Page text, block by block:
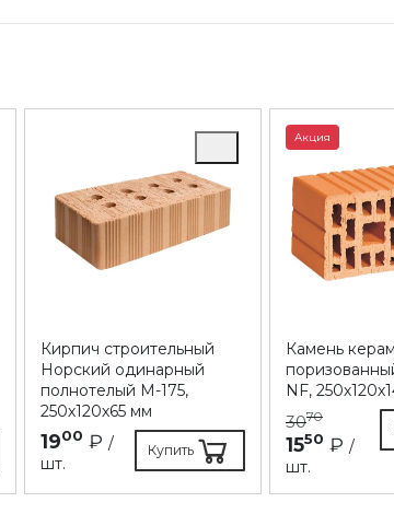
Кирпич строительный
Норский одинарный
полнотелый М-175,
250х120х65 мм
1900 ₽ /
шт.
Купить
Акция
Камень
NF,
3070
1550 ₽ /
шт.